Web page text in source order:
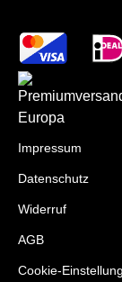
Impressum
Datenschutz
Widerruf
AGB
Cookie-